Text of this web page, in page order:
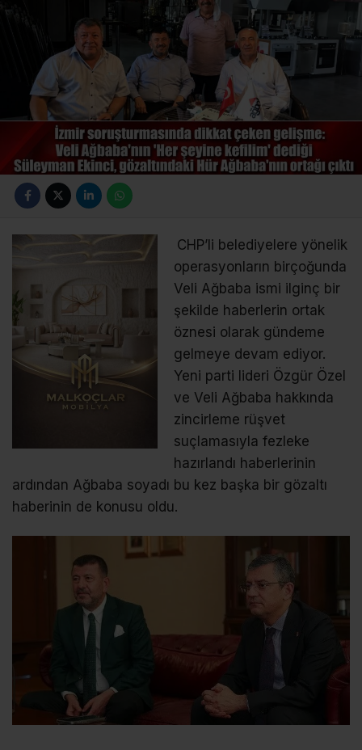
CHP’li belediyelere yönelik
operasyonların birçoğunda
Veli Ağbaba ismi ilginç bir
şekilde haberlerin ortak
öznesi olarak gündeme
gelmeye devam ediyor.
Yeni parti lideri Özgür Özel
ve Veli Ağbaba hakkında
zincirleme rüşvet
suçlamasıyla fezleke
hazırlandı haberlerinin
ardından Ağbaba soyadı bu kez başka bir gözaltı
haberinin de konusu oldu.